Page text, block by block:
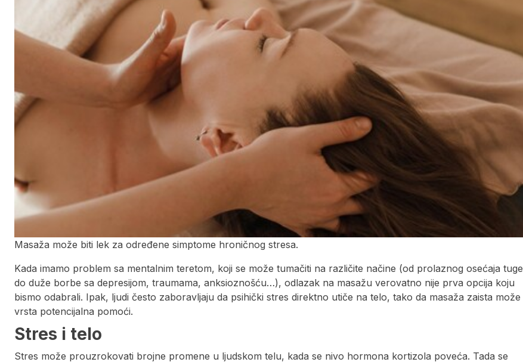
Masaža može biti lek za određene simptome hroničnog stresa.
Kada imamo problem sa mentalnim teretom, koji se može tumačiti na različite načine (od prolaznog osećaja tuge
do duže borbe sa depresijom, traumama, anksioznošću…), odlazak na masažu verovatno nije prva opcija koju
bismo odabrali. Ipak, ljudi često zaboravljaju da psihički stres direktno utiče na telo, tako da masaža zaista može
vrsta potencijalna pomoći.
Stres i telo
Stres može prouzrokovati brojne promene u ljudskom telu, kada se nivo hormona kortizola poveća. Tada se